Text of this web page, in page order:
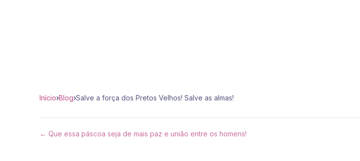
Início›Blog›Salve a força dos Pretos Velhos! Salve as almas!
← Que essa páscoa seja de mais paz e união entre os homens!